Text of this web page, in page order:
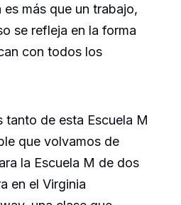
es más que un trabajo,
se refleja en la forma
con todos los
tanto de esta Escuela M
que volvamos de
la Escuela M de dos
en el Virginia